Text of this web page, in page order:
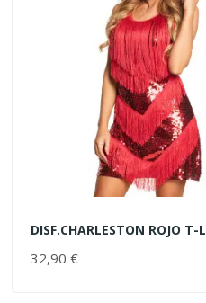
DISF.CHARLESTON ROJO T-
32,90 €AÑADIR AL CARRITO